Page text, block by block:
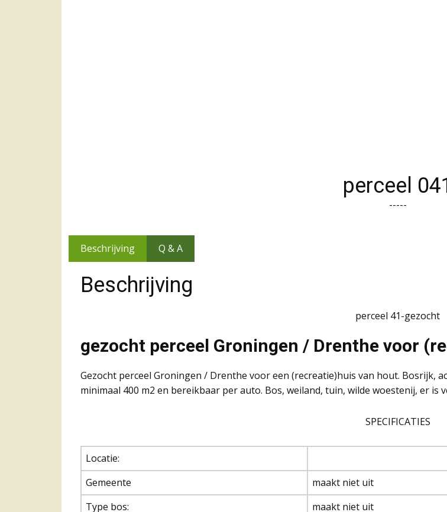
perceel
-----
Beschrijving Q & A
Beschrijving
perceel 41-gezocht
gezocht perceel Groningen / Drenthe voor
Gezocht perceel Groningen / Drenthe voor een (recreatie)huis van hout. Bosrijk,
minimaal 400 m2 en bereikbaar per auto. Bos, weiland, tuin, wilde woestenij, er is
SPECIFICATIES
Locatie:
Gemeente
maakt niet uit
Type bos:
maakt niet uit